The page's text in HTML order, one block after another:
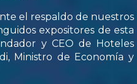
el respaldo de nuestros
expositores de esta
y CEO de Hoteles
Ministro de Economía y